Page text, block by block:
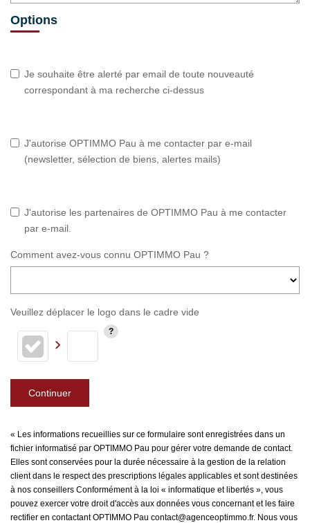
Options
Je souhaite être alerté par email de toute nouveauté
correspondant à ma recherche ci-dessus
J'autorise OPTIMMO Pau à me contacter par e-mail
(newsletter, sélection de biens, alertes mails)
J'autorise les partenaires de OPTIMMO Pau à me contacter
par e-mail.
Comment avez-vous connu OPTIMMO Pau ?
Veuillez déplacer le logo dans le cadre vide
Continuer
« Les informations recueillies sur ce formulaire sont enregistrées dans un
fichier informatisé par OPTIMMO Pau pour gérer votre demande de contact.
Elles sont conservées pour la durée nécessaire à la gestion de la relation
client dans le respect des prescriptions légales applicables et sont destinées
à nos conseillers Conformément à la loi « informatique et libertés », vous
pouvez exercer votre droit d'accès aux données vous concernant et les faire
rectifier en contactant OPTIMMO Pau contact@agenceoptimmo.fr. Nous vous